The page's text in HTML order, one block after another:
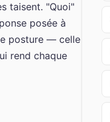
taisent. "Quoi"
posée à
posture — celle
rend chaque